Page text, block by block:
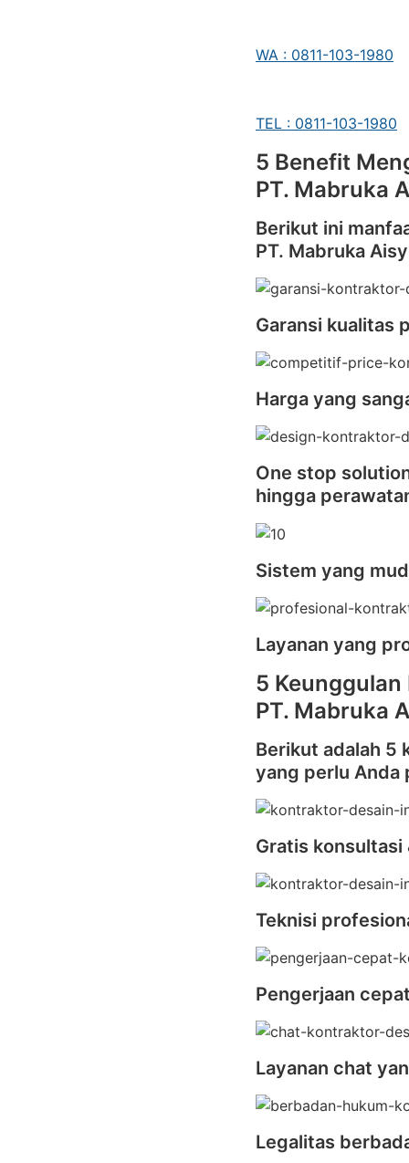
WA : 0811-103-1980
TEL : 0811-103-1980
5 Benefit
PT. Mabruka
Berikut ini
PT. Mabruka
Garansi kualitas
Harga yang
One stop
hingga
Sistem yang
Layanan yang
5
PT. Mabruka
Berikut adalah 5
yang perlu Anda
Gratis konsultasi
Teknisi
Pengerjaan
Layanan chat
Legalitas